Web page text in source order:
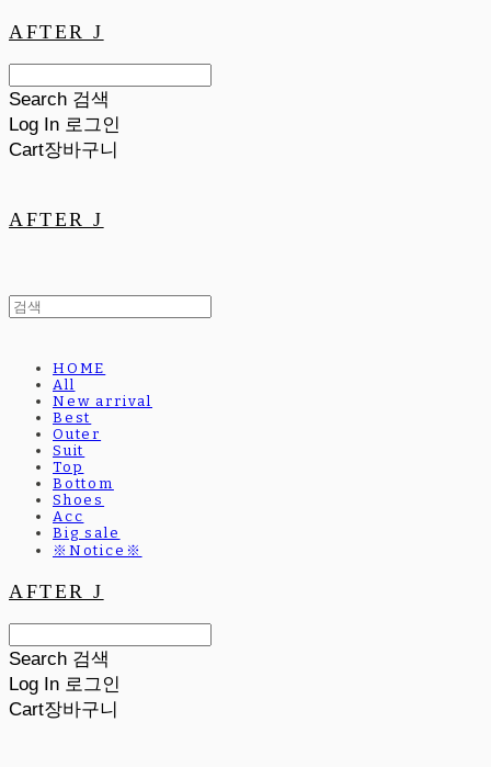
AFTER J
Search 검색
Log In 로그인
Cart장바구니
AFTER J
HOME
All
New arrival
Best
Outer
Suit
Top
Bottom
Shoes
Acc
Big sale
※Notice※
AFTER J
Search 검색
Log In 로그인
Cart장바구니